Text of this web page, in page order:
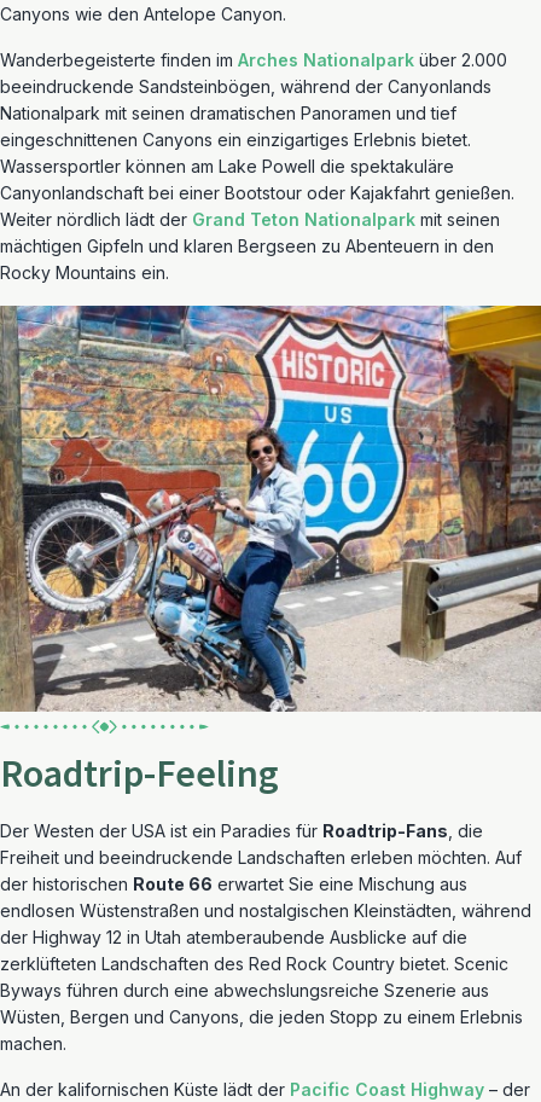
Canyons wie den Antelope Canyon.
Wanderbegeisterte finden im Arches Nationalpark über 2.000
beeindruckende Sandsteinbögen, während der Canyonlands
Nationalpark mit seinen dramatischen Panoramen und tief
eingeschnittenen Canyons ein einzigartiges Erlebnis bietet.
Wassersportler können am Lake Powell die spektakuläre
Canyonlandschaft bei einer Bootstour oder Kajakfahrt genießen.
Weiter nördlich lädt der Grand Teton Nationalpark mit seinen
mächtigen Gipfeln und klaren Bergseen zu Abenteuern in den
Rocky Mountains ein.
Roadtrip-Feeling
Der Westen der USA ist ein Paradies für Roadtrip-Fans , die
Freiheit und beeindruckende Landschaften erleben möchten. Auf
der historischen Route 66 erwartet Sie eine Mischung aus
endlosen Wüstenstraßen und nostalgischen Kleinstädten, während
der Highway 12 in Utah atemberaubende Ausblicke auf die
zerklüfteten Landschaften des Red Rock Country bietet. Scenic
Byways führen durch eine abwechslungsreiche Szenerie aus
Wüsten, Bergen und Canyons, die jeden Stopp zu einem Erlebnis
machen.
An der kalifornischen Küste lädt der Pacific Coast Highway – der